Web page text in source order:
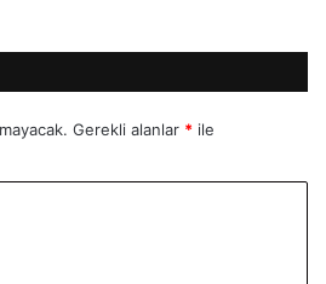
Gerekli alanlar * ile